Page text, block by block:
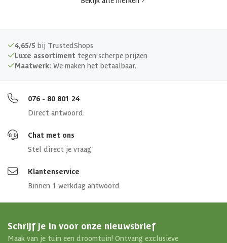
4,65/5 bij TrustedShops
Luxe assortiment tegen scherpe prijzen
Maatwerk: We maken het betaalbaar.
076 - 80 801 24
Direct antwoord
Chat met ons
Stel direct je vraag
Klantenservice
Binnen 1 werkdag antwoord
Schrijf je in voor onze nieuwsbrief
Maak van je tuin een droomtuin! Ontvang exclusieve